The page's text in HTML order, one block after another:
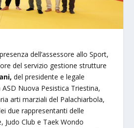
dell’assessore allo Sport,
del servizio gestione strutture
del presidente e legale
Nuova Pesistica Triestina,
arti marziali del Palachiarbola,
due rappresentanti delle
Judo Club e Taek Wondo